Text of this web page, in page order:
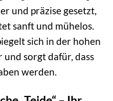
und präzise gesetzt,
sanft und mühelos.
sich in der hohen
sorgt dafür, dass
werden.